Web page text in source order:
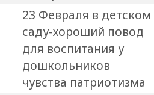
23 Февраля в детском
саду-хороший повод
для воспитания у
дошкольников
чувства патриотизма